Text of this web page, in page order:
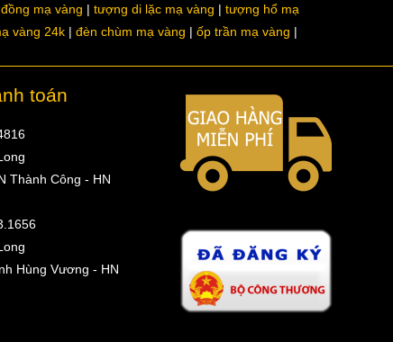
mạ vàng tượng di lặc mạ vàng
tượng hổ mạ
vàng 24k đèn chùm mạ vàng ốp trần mạ vàng
toán
Thành Công - HN
Hùng Vương - HN